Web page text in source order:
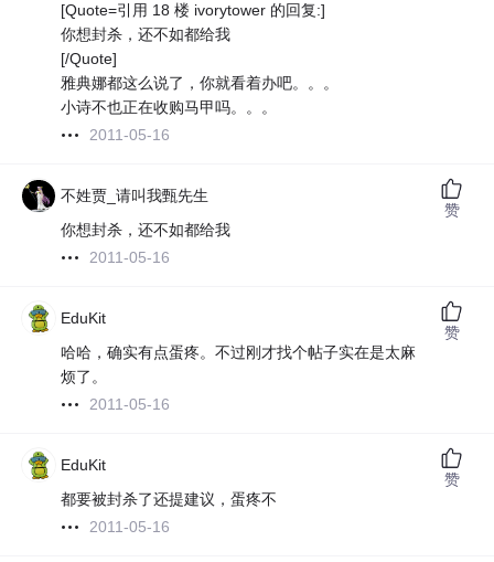
[Quote=引用 18 楼 ivorytower 的回复:]
你想封杀，还不如都给我
[/Quote]
雅典娜都这么说了，你就看着办吧。。。
小诗不也正在收购马甲吗。。。
2011-05-16
不姓贾_请叫我甄先生
你想封杀，还不如都给我
2011-05-16
赞
EduKit
哈哈，确实有点蛋疼。不过刚才找个帖子实在是太麻
烦了。
2011-05-16
赞
EduKit
都要被封杀了还提建议，蛋疼不
2011-05-16
赞